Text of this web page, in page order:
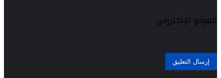
الموقع الإلكتروني